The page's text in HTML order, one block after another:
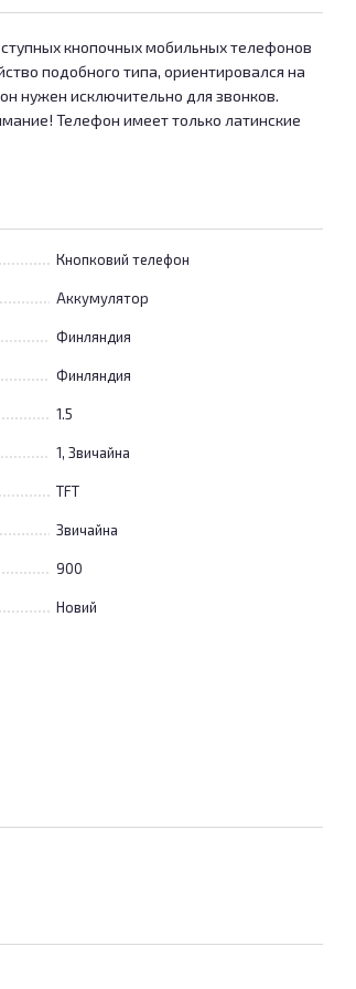
кнопочных мобильных телефонов
подобного типа, ориентировался на
нужен исключительно для звонков.
Телефон имеет только латинские
Кнопковий телефон
Аккумулятор
Финляндия
Финляндия
1.5
1, Звичайна
TFT
Звичайна
900
Новий